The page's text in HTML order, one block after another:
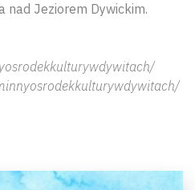
nad Jeziorem Dywickim.